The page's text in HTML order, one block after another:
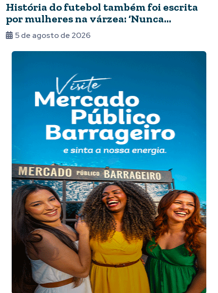
História do futebol também foi escrita
por mulheres na várzea: ‘Nunca
deixaram de jogar’
5 de agosto de 2026